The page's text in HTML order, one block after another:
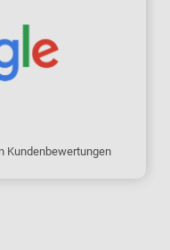
Kundenbewertungen